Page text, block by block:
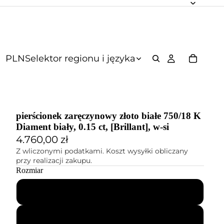
PLNSelektor regionu i języka
pierścionek zaręczynowy złoto białe 750/18 K
Diament biały, 0.15 ct, [Brillant], w-si
4.760,00 zł
Z wliczonymi podatkami. Koszt wysyłki obliczany
przy realizacji zakupu.
Rozmiar